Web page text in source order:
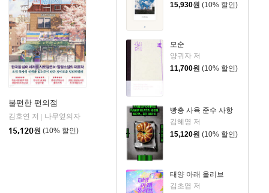
15,930원 (10% 할인)
모순
양귀자 저
11,700원 (10% 할인)
빵충 사육 준수 사항
김혜영 저
15,120원 (10% 할인)
태양 아래 올리브
김초엽 저
불편한 편의점
김호연 저
나무옆의자
15,120원 (10% 할인)